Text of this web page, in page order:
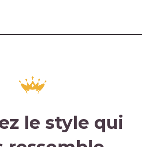
le style qui